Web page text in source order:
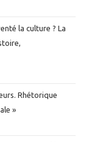
la culture ? La
Rhétorique
»